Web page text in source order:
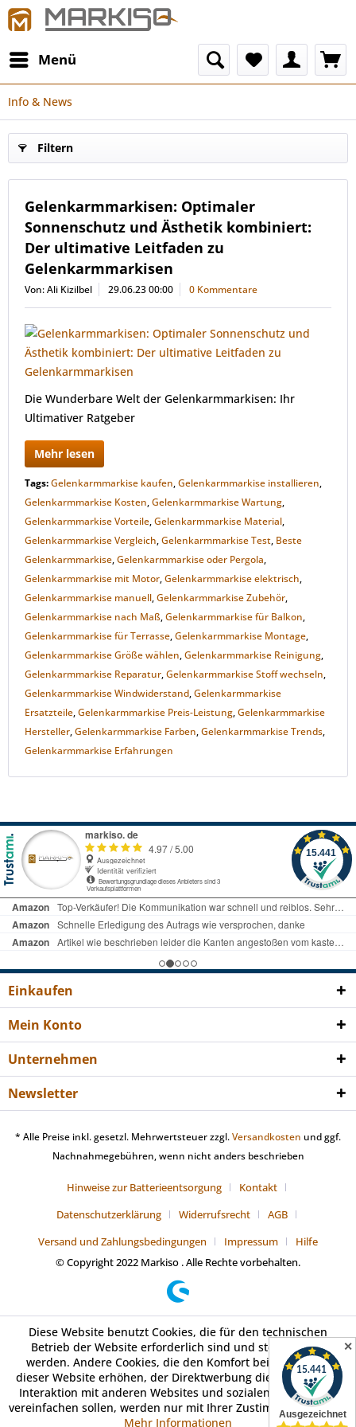
Menü
Info & News
Filtern
Gelenkarmmarkisen: Optimaler
Sonnenschutz und Ästhetik kombiniert:
Der ultimative Leitfaden zu
Gelenkarmmarkisen
Von: Ali Kizilbel 29.06.23 00:00 0 Kommentare
Die Wunderbare Welt der Gelenkarmmarkisen: Ihr
Ultimativer Ratgeber
Mehr lesen
Tags:Gelenkarmmarkise kaufen,Gelenkarmmarkise installieren,
Gelenkarmmarkise Kosten,Gelenkarmmarkise Wartung,
Gelenkarmmarkise Vorteile,Gelenkarmmarkise Material,
Gelenkarmmarkise Vergleich,Gelenkarmmarkise Test, Beste
Gelenkarmmarkise,Gelenkarmmarkise oder Pergola,
Gelenkarmmarkise mit Motor,Gelenkarmmarkise elektrisch,
Gelenkarmmarkise manuell,Gelenkarmmarkise Zubehör,
Gelenkarmmarkise nach Maß,Gelenkarmmarkise für Balkon,
Gelenkarmmarkise für Terrasse,Gelenkarmmarkise Montage,
Gelenkarmmarkise Größe wählen,Gelenkarmmarkise Reinigung,
Gelenkarmmarkise Reparatur,Gelenkarmmarkise Stoff wechseln,
Gelenkarmmarkise Windwiderstand,Gelenkarmmarkise
Ersatzteile,Gelenkarmmarkise Preis-Leistung,Gelenkarmmarkise
Hersteller,Gelenkarmmarkise Farben,Gelenkarmmarkise Trends,
Gelenkarmmarkise Erfahrungen
✕
Einkaufen
Mein Konto
Unternehmen
Newsletter
* Alle Preise inkl. gesetzl. Mehrwertsteuer zzgl.Versandkosten und ggf.
Nachnahmegebühren, wenn nicht anders beschrieben
Hinweise zur Batterieentsorgung
Kontakt
Datenschutzerklärung
Widerrufsrecht
AGB
Versand und Zahlungsbedingungen
Impressum
Hilfe
© Copyright 2022 Markiso . Alle Rechte vorbehalten.
Diese Website benutzt Cookies, die für den technischen
Betrieb der Website erforderlich sind und stets gesetzt
werden. Andere Cookies, die den Komfort bei Benutzung
dieser Website erhöhen, der Direktwerbung dienen oder die
Interaktion mit anderen Websites und sozialen Netzwerken
vereinfachen sollen, werden nur mit Ihrer Zustimmung gesetzt.
Mehr Informationen